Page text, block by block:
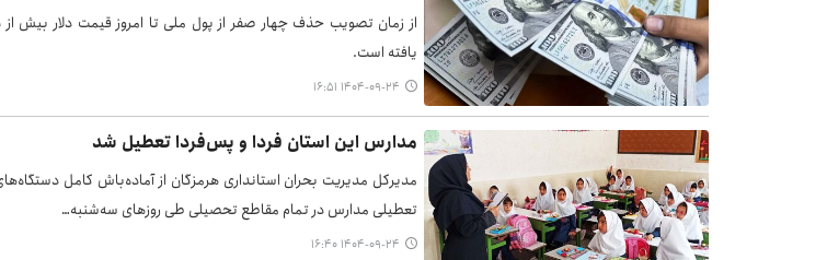
یافته است.
۱۴۰۴-۰۹-۲۴ ۱۶:۵۱
مدارس این استان فردا و پس‌فردا تعطیل شد
مدیرکل مدیریت بحران استانداری هرمزگان از آماده‌باش کامل
تعطیلی مدارس در تمام مقاطع تحصیلی طی روزهای سه‌شنبه…
۱۴۰۴-۰۹-۲۴ ۱۶:۴۰